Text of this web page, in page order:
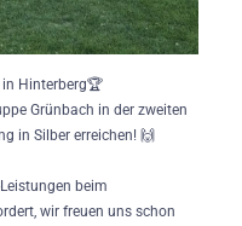
Hinterberg🏆
Grünbach in der zweiten
in Silber erreichen! 🙌
beim
wir freuen uns schon